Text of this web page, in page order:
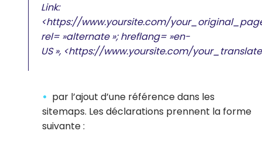
Link:
<https://www.yoursite.com/
rel= »alternate »; hreflang= »en-
US », <https://www.yoursite.com/
par l’ajout d’une référence dans les
sitemaps. Les déclarations prennent la forme
suivante :